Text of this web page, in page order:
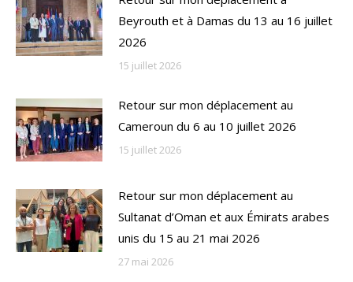
Beyrouth et à Damas du 13 au 16 juillet
2026
15 juillet 2026
Retour sur mon déplacement au
Cameroun du 6 au 10 juillet 2026
15 juillet 2026
Retour sur mon déplacement au
Sultanat d’Oman et aux Émirats arabes
unis du 15 au 21 mai 2026
27 mai 2026